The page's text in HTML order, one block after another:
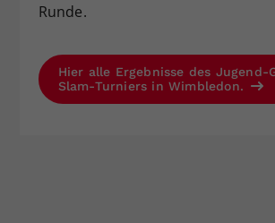
Runde.
Hier alle Ergebnisse des Jugend-
Slam-Turniers in Wimbledon.